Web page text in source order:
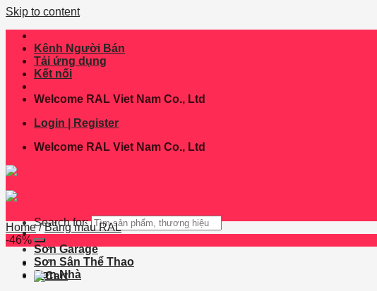
Skip to content
Kênh Người Bán
Tải ứng dụng
Kết nối
Welcome RAL Viet Nam Co., Ltd
Login | Register
Welcome RAL Viet Nam Co., Ltd
Search for:
Sơn Garage
Sơn Sân Thể Thao
Sơn Nhà
Home / Bảng màu RAL
-46%